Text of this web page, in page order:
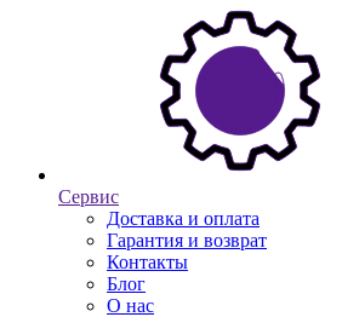
Сервис
Доставка и оплата
Гарантия и возврат
Контакты
Блог
О нас